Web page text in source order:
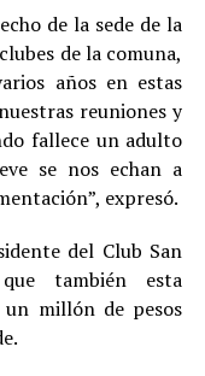
de la sede de la
de la comuna,
años en estas
reuniones y
fallece un adulto
se nos echan a
expresó.
del Club San
también esta
un millón de pesos